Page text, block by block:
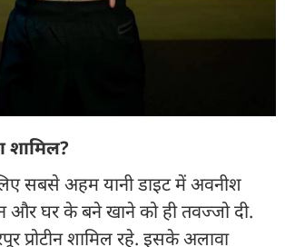
शामिल?
सबसे अहम यानी डाइट में अवनीश
और घर के बने खाने को ही तवज्जो दी.
प्रोटीन शामिल रहे. इसके अलावा